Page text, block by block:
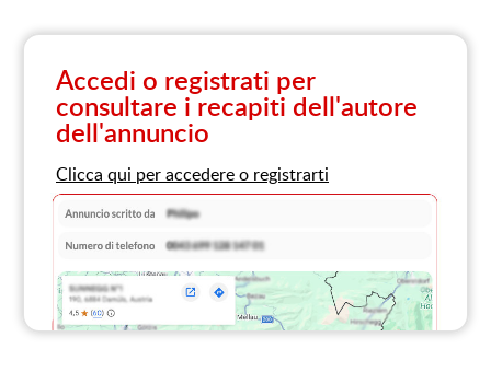
Accedi o registrati per
consultare i recapiti dell'autore
dell'annuncio
Clicca qui per accedere o registrarti